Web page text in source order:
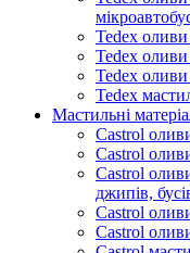
Tedex
Tedex
Tedex оливи
Tedex
Мастильні
Castrol
Castrol
Castrol
джипів,
Castrol
Castrol